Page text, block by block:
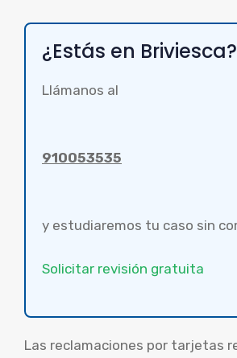
¿Estás en Briviesca?
Llámanos al
910053535
y estudiaremos tu caso sin
Solicitar revisión gratuita
Las reclamaciones por tarjetas